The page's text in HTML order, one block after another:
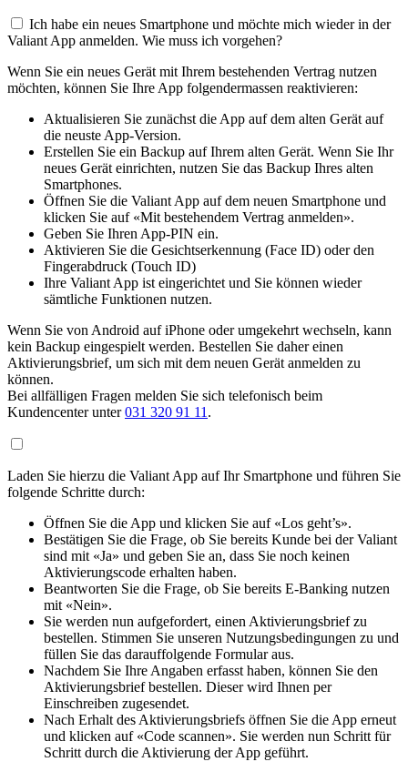
Ich habe ein neues Smartphone und möchte mich wieder in der
Valiant App anmelden. Wie muss ich vorgehen?
Wenn Sie ein neues Gerät mit Ihrem bestehenden Vertrag nutzen
möchten, können Sie Ihre App folgendermassen reaktivieren:
Aktualisieren Sie zunächst die App auf dem alten Gerät auf
die neuste App-Version.
Erstellen Sie ein Backup auf Ihrem alten Gerät. Wenn Sie Ihr
neues Gerät einrichten, nutzen Sie das Backup Ihres alten
Smartphones.
Öffnen Sie die Valiant App auf dem neuen Smartphone und
klicken Sie auf «Mit bestehendem Vertrag anmelden».
Geben Sie Ihren App-PIN ein.
Aktivieren Sie die Gesichtserkennung (Face ID) oder den
Fingerabdruck (Touch ID)
Ihre Valiant App ist eingerichtet und Sie können wieder
sämtliche Funktionen nutzen.
Wenn Sie von Android auf iPhone oder umgekehrt wechseln, kann
kein Backup eingespielt werden. Bestellen Sie daher einen
Aktivierungsbrief, um sich mit dem neuen Gerät anmelden zu
können.
Bei allfälligen Fragen melden Sie sich telefonisch beim
Kundencenter unter031 320 91 11 .
Laden Sie hierzu die Valiant App auf Ihr Smartphone und führen Sie
folgende Schritte durch:
Öffnen Sie die App und klicken Sie auf «Los geht’s».
Bestätigen Sie die Frage, ob Sie bereits Kunde bei der Valiant
sind mit «Ja» und geben Sie an, dass Sie noch keinen
Aktivierungscode erhalten haben.
Beantworten Sie die Frage, ob Sie bereits E-Banking nutzen
mit «Nein».
Sie werden nun aufgefordert, einen Aktivierungsbrief zu
bestellen. Stimmen Sie unseren Nutzungsbedingungen zu und
füllen Sie das darauffolgende Formular aus.
Nachdem Sie Ihre Angaben erfasst haben, können Sie den
Aktivierungsbrief bestellen. Dieser wird Ihnen per
Einschreiben zugesendet.
Nach Erhalt des Aktivierungsbriefs öffnen Sie die App erneut
und klicken auf «Code scannen». Sie werden nun Schritt für
Schritt durch die Aktivierung der App geführt.